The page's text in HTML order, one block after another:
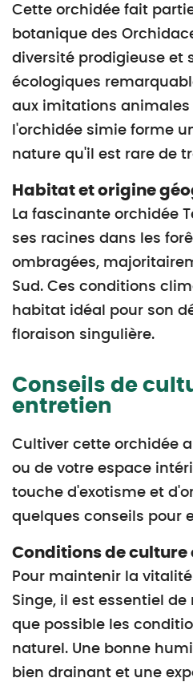
Cette orchidée fait
botanique des
diversité prodigieuse et
écologiques
aux imitations
l'orchidée simie forme
nature qu'il est rare de
Habitat et origine
La fascinante orchidée
ses racines dans les
ombragées,
Sud. Ces conditions
habitat idéal pour son
floraison singulière.
Conseils de
entretien
Cultiver cette orchidée
ou de votre espace
touche d'exotisme et
quelques conseils pour
Conditions de
Pour maintenir la
Singe, il est essentiel
que possible les
naturel. Une bonne
bien drainant et une